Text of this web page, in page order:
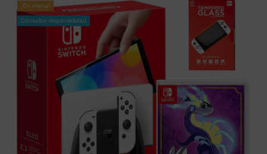
¡En oferta!
Consultar disponibilidad